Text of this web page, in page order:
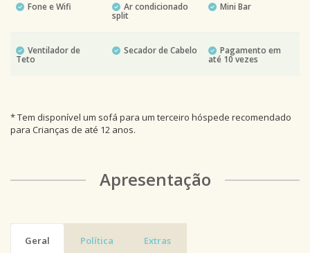
Fone e Wifi Ar condicionado
split
Mini Bar
Ventilador de
Teto
Secador de Cabelo Pagamento em
até 10 vezes
* Tem disponível um sofá para um terceiro hóspede recomendado
para Crianças de até 12 anos.
Apresentação
Geral Política Extras